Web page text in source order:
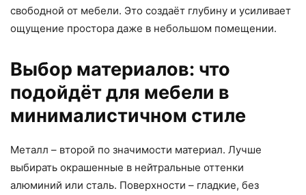
свободной от мебели. Это создаёт глубину и усиливает
ощущение простора даже в небольшом помещении.
Выбор материалов: что
подойдёт для мебели в
минималистичном стиле
Металл – второй по значимости материал. Лучше
выбирать окрашенные в нейтральные оттенки
алюминий или сталь. Поверхности – гладкие, без